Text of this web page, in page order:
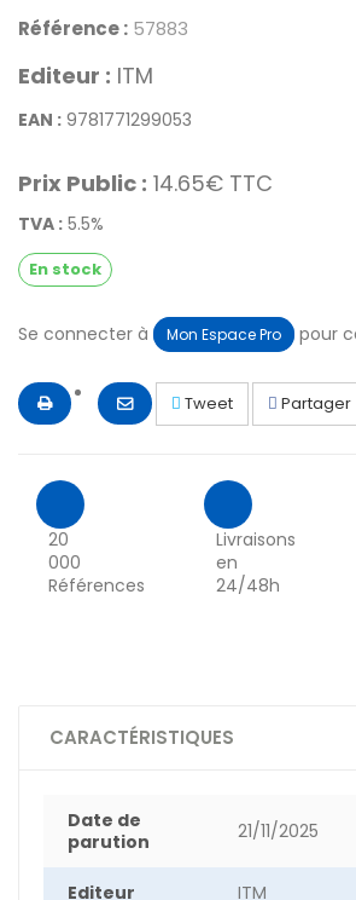
Référence : 57883
Editeur : ITM
EAN : 9781771299053
Prix Public : 14.65€ TTC
TVA : 5.5%
En stock
Se connecter à Mon Espace Pro pour
Tweet Partager
20
000
Références
Livraisons
en
24/48h
CARACTÉRISTIQUES
Date de
parution
21/11/2025
Editeur ITM